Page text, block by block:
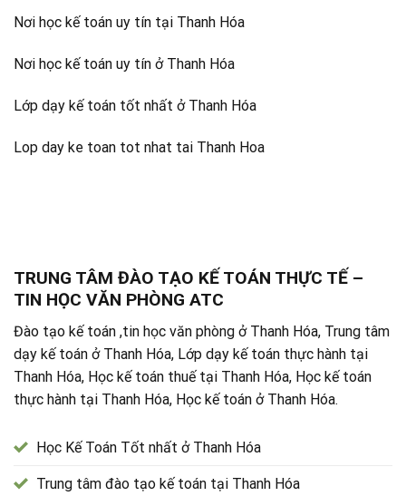
Nơi học kế toán uy tín tại Thanh Hóa
Nơi học kế toán uy tín ở Thanh Hóa
Lớp dạy kế toán tốt nhất ở Thanh Hóa
Lop day ke toan tot nhat tai Thanh Hoa
TRUNG TÂM ĐÀO TẠO KẾ TOÁN THỰC TẾ –
TIN HỌC VĂN PHÒNG ATC
Đào tạo kế toán ,tin học văn phòng ở Thanh Hóa, Trung tâm
dạy kế toán ở Thanh Hóa, Lớp dạy kế toán thực hành tại
Thanh Hóa, Học kế toán thuế tại Thanh Hóa, Học kế toán
thực hành tại Thanh Hóa, Học kế toán ở Thanh Hóa.
Học Kế Toán Tốt nhất ở Thanh Hóa
Trung tâm đào tạo kế toán tại Thanh Hóa